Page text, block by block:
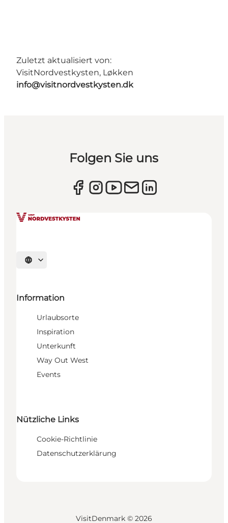
Zuletzt aktualisiert von:
VisitNordvestkysten, Løkken
info@visitnordvestkysten.dk
Folgen Sie uns
Sprache auswählen
Information
Urlaubsorte
Inspiration
Unterkunft
Way Out West
Events
Nützliche Links
Cookie-Richtlinie
Datenschutzerklärung
VisitDenmark © 2026